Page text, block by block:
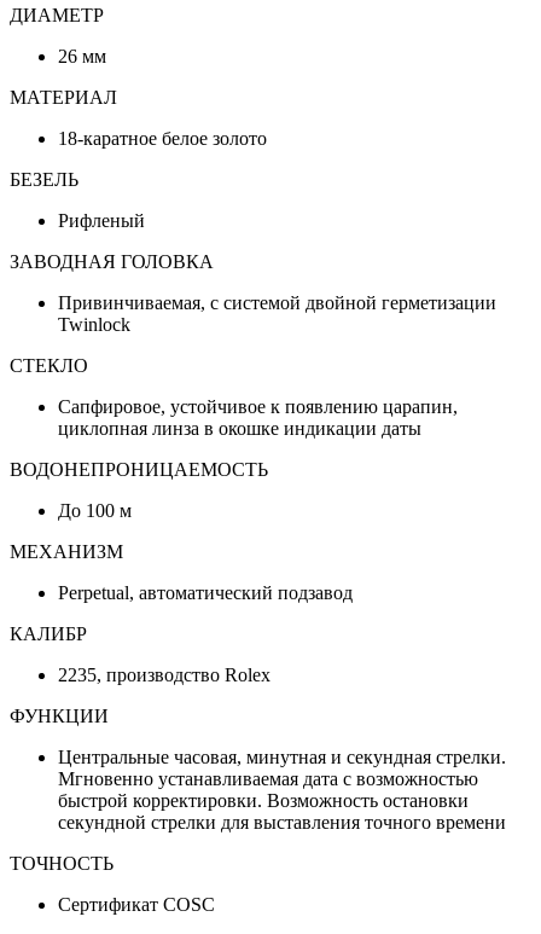
ДИАМЕТР
26 мм
МАТЕРИАЛ
18-каратное белое золото
БЕЗЕЛЬ
Рифленый
ЗАВОДНАЯ ГОЛОВКА
Привинчиваемая, с системой двойной герметизации
Twinlock
СТЕКЛО
Сапфировое, устойчивое к появлению царапин,
циклопная линза в окошке индикации даты
ВОДОНЕПРОНИЦАЕМОСТЬ
До 100 м
МЕХАНИЗМ
Perpetual, автоматический подзавод
КАЛИБР
2235, производство Rolex
ФУНКЦИИ
Центральные часовая, минутная и секундная стрелки.
Мгновенно устанавливаемая дата с возможностью
быстрой корректировки. Возможность остановки
секундной стрелки для выставления точного времени
ТОЧНОСТЬ
Сертификат COSC